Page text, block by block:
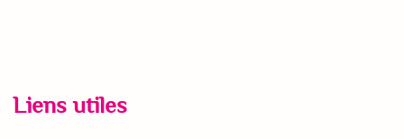
Liens utiles